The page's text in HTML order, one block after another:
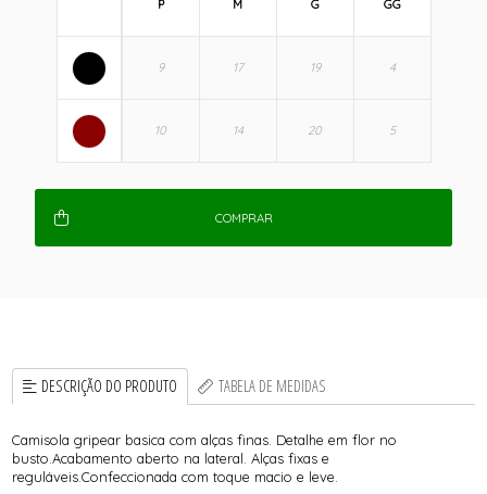
P M G GG
COMPRAR
DESCRIÇÃO DO PRODUTO TABELA DE MEDIDAS
Camisola gripear basica com alças finas. Detalhe em flor no
busto.Acabamento aberto na lateral. Alças fixas e
reguláveis.Confeccionada com toque macio e leve.